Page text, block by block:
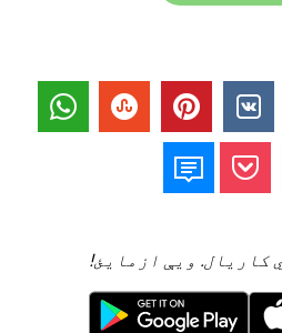
کاریال. ویې ازمایئ!